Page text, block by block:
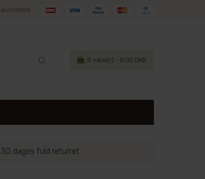
0 vare(r) - 0,00 DKK
30 dages fuld returret